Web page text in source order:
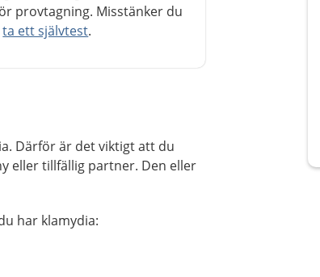
provtagning. Misstänker du
ta ett självtest.
Därför är det viktigt att du
eller tillfällig partner. Den eller
har klamydia: